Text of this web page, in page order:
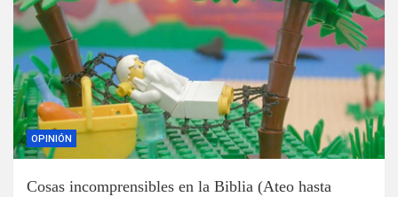
OPINIÓN
Cosas incomprensibles en la Biblia (Ateo hasta